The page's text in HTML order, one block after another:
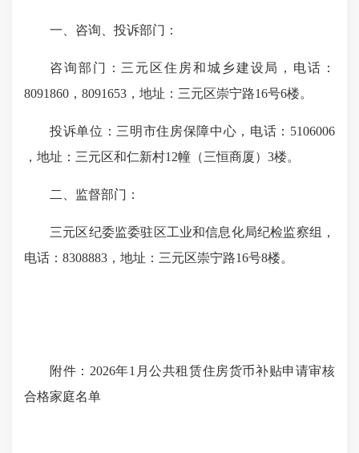
一、咨询、投诉部门：
咨询部门：三元区住房和城乡建设局，电话：
8091860，8091653，地址：三元区崇宁路16号6楼。
投诉单位：三明市住房保障中心，电话：5106006
，地址：三元区和仁新村12幢（三恒商厦）3楼。
二、监督部门：
三元区纪委监委驻区工业和信息化局纪检监察组，
电话：8308883，地址：三元区崇宁路16号8楼。
附件：2026年1月公共租赁住房货币补贴申请审核
合格家庭名单